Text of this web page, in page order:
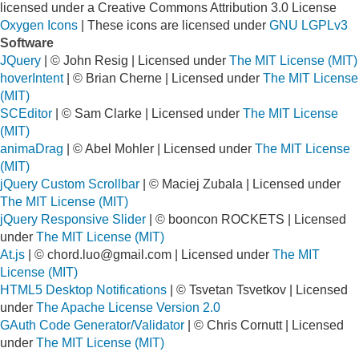
licensed under a Creative Commons Attribution 3.0 License
Oxygen Icons | These icons are licensed under GNU LGPLv3
Software
JQuery | © John Resig | Licensed under The MIT License (MIT)
hoverIntent| © Brian Cherne | Licensed under The MIT License
(MIT)
SCEditor | © Sam Clarke | Licensed under The MIT License
(MIT)
animaDrag | © Abel Mohler | Licensed under The MIT License
(MIT)
jQuery Custom Scrollbar | © Maciej Zubala | Licensed under
The MIT License (MIT)
jQuery Responsive Slider | © booncon ROCKETS | Licensed
under The MIT License (MIT)
At.js | © chord.luo@gmail.com | Licensed under The MIT
License (MIT)
HTML5 Desktop Notifications | © Tsvetan Tsvetkov | Licensed
under The Apache License Version 2.0
GAuth Code Generator/Validator | © Chris Cornutt | Licensed
under The MIT License (MIT)